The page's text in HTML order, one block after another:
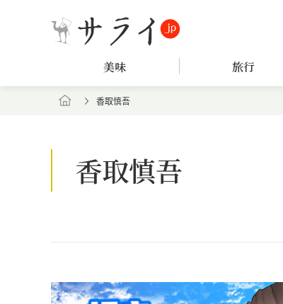
美味 旅行
香取慎吾
香取慎吾